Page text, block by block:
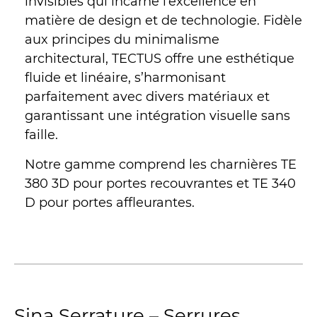
matière de design et de technologie. Fidèle
aux principes du minimalisme
architectural, TECTUS offre une esthétique
fluide et linéaire, s’harmonisant
parfaitement avec divers matériaux et
garantissant une intégration visuelle sans
faille.
Notre gamme comprend les charnières TE
380 3D pour portes recouvrantes et TE 340
D pour portes affleurantes.